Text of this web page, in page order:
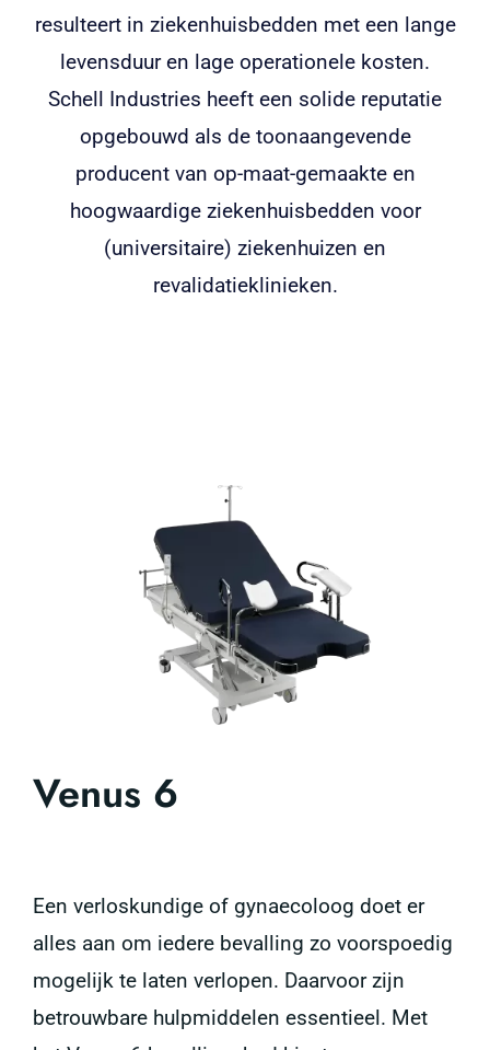
resulteert in ziekenhuisbedden met een lange
levensduur en lage operationele kosten.
Schell Industries heeft een solide reputatie
opgebouwd als de toonaangevende
producent van op-maat-gemaakte en
hoogwaardige ziekenhuisbedden voor
(universitaire) ziekenhuizen en
revalidatieklinieken.
Venus 6
Een verloskundige of gynaecoloog doet er
alles aan om iedere bevalling zo voorspoedig
mogelijk te laten verlopen. Daarvoor zijn
betrouwbare hulpmiddelen essentieel. Met